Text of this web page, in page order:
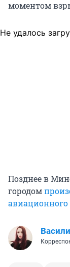
моментом
Не удалось
Позднее в
городом
авиационного